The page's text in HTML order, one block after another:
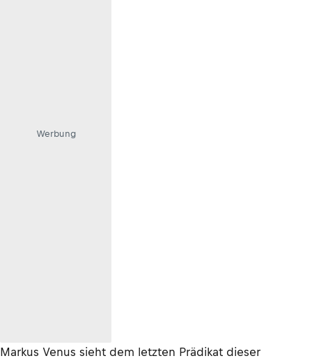
Werbung
Markus Venus sieht dem letzten Prädikat dieser